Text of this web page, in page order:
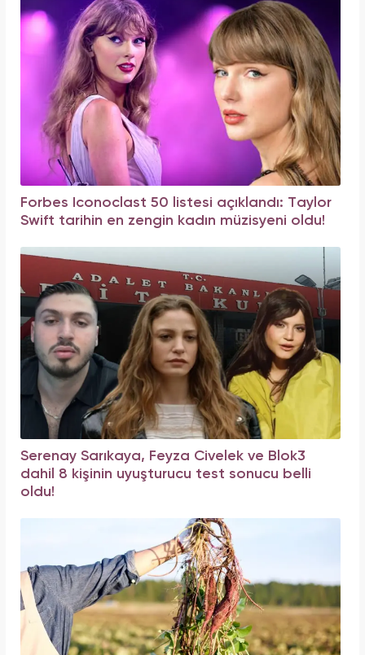
Forbes Iconoclast 50 listesi açıklandı: Taylor
Swift tarihin en zengin kadın müzisyeni oldu!
Serenay Sarıkaya, Feyza Civelek ve Blok3
dahil 8 kişinin uyuşturucu test sonucu belli
oldu!